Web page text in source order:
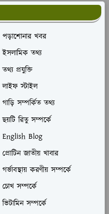
পড়াশোনার খবর
ইসলামিক তথ্য
তথ্য প্রযুক্তি
লাইফ স্টাইল
গাড়ি সম্পর্কিত তথ্য
ছয়টি রিতু সম্পর্কে
English Blog
প্রোটিন জাতীয় খাবার
গর্ভাবস্থায় করণীয় সম্পর্কে
চোখ সম্পর্কে
ভিটামিন সম্পর্কে